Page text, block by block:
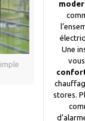
Une
stores.